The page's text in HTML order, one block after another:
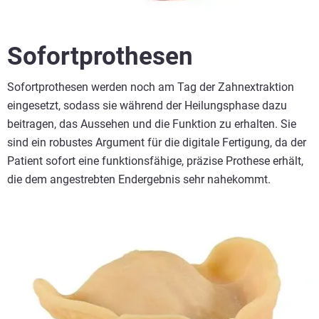
Sofortprothesen
Sofortprothesen werden noch am Tag der Zahnextraktion
eingesetzt, sodass sie während der Heilungsphase dazu
beitragen, das Aussehen und die Funktion zu erhalten. Sie
sind ein robustes Argument für die digitale Fertigung, da der
Patient sofort eine funktionsfähige, präzise Prothese erhält,
die dem angestrebten Endergebnis sehr nahekommt.